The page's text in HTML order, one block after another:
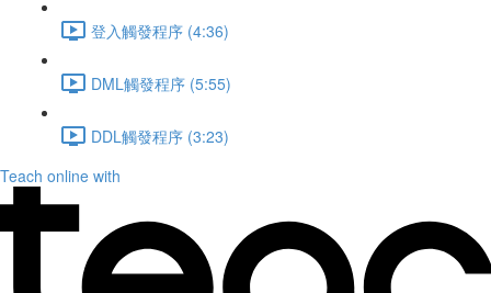
登入觸發程序 (4:36)
DML觸發程序 (5:55)
DDL觸發程序 (3:23)
Teach online with